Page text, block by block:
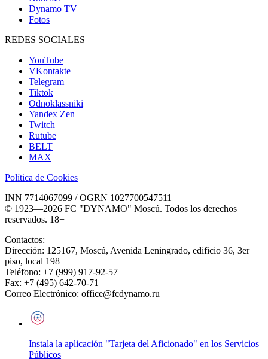
Dynamo TV
Fotos
REDES SOCIALES
YouTube
VKontakte
Telegram
Tiktok
Odnoklassniki
Yandex Zen
Twitch
Rutube
BELT
MAX
Política de Cookies
INN 7714067099 / OGRN 1027700547511
© 1923—2026 FC "DYNAMO" Moscú. Todos los derechos
reservados. 18+
Contactos:
Dirección: 125167, Moscú, Avenida Leningrado, edificio 36, 3er
piso, local 198
Teléfono: +7 (999) 917-92-57
Fax: +7 (495) 642-70-71
Correo Electrónico: office@fcdynamo.ru
Instala la aplicación "Tarjeta del Aficionado" en los Servicios
Públicos